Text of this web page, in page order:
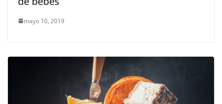
mayo 10, 2019